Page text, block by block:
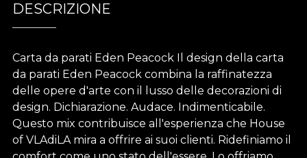
DESCRIZIONE
Carta da parati Eden Peacock Il design della carta
da parati Eden Peacock combina la raffinatezza
delle opere d'arte con il lusso delle decorazioni di
design. Dichiarazione. Audace. Indimenticabile.
Questo mix contribuisce all'esperienza che House
of VLAdiLA mira a offrire ai suoi clienti. Ridefiniamo il